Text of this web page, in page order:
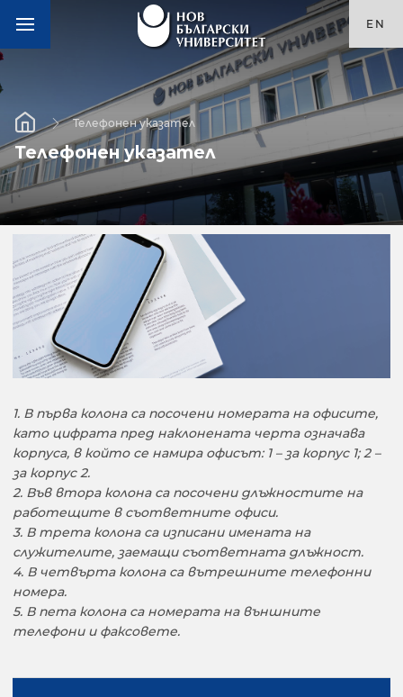
EN
Телефонен указател
Телефонен указател
1. В първа колона са посочени номерата на офисите,
като цифрата пред наклонената черта означава
корпуса, в който се намира офисът: 1 – за корпус 1; 2 –
за корпус 2.
2. Във втора колона са посочени длъжностите на
работещите в съответните офиси.
3. В трета колона са изписани имената на
служителите, заемащи съответната длъжност.
4. В четвърта колона са вътрешните телефонни
номера.
5. В пета колона са номерата на външните
телефони и факсовете.